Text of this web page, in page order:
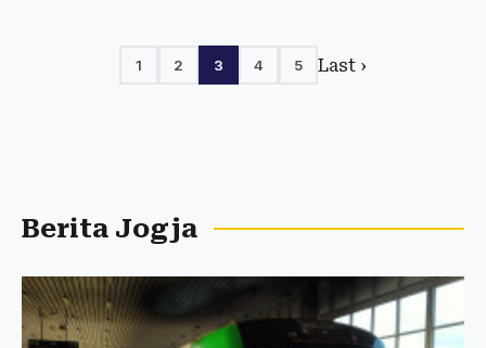
1 2 3 4 5 Last ›
Berita Jogja